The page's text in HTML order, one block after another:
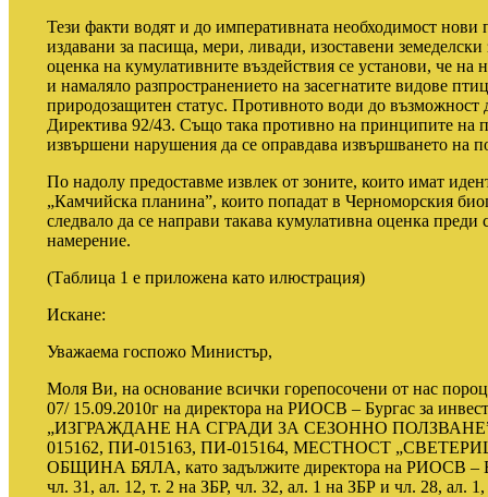
Тези факти водят и до императивната необходимост нови
издавани за пасища, мери, ливади, изоставени земеделски
оценка на кумулативните въздействия се установи, че на
и намаляло разпространението на засегнатите видове
природозащитен статус. Противното води до възможност
Директива 92/43. Също така противно на принципите на
извършени нарушения да се оправдава извършването на
По надолу предоставме извлек от зоните, които имат
„Камчийска планина”, които попадат в Черноморския
следвало да се направи такава кумулативна оценка
намерение.
(Таблица 1 е приложена като илюстрация)
Искане:
Уважаема госпожо Министър,
Моля Ви, на основание всички горепосочени от нас
07/ 15.09.2010г на директора на РИОСВ – Бургас за
„ИЗГРАЖДАНЕ НА СГРАДИ ЗА СЕЗОННО ПОЛЗВАНЕ”
015162, ПИ-015163, ПИ-015164, МЕСТНОСТ
ОБЩИНА БЯЛА, като задължите директора на РИОСВ –
чл. 31, ал. 12, т. 2 на ЗБР, чл. 32, ал. 1 на ЗБР и чл. 28, ал.